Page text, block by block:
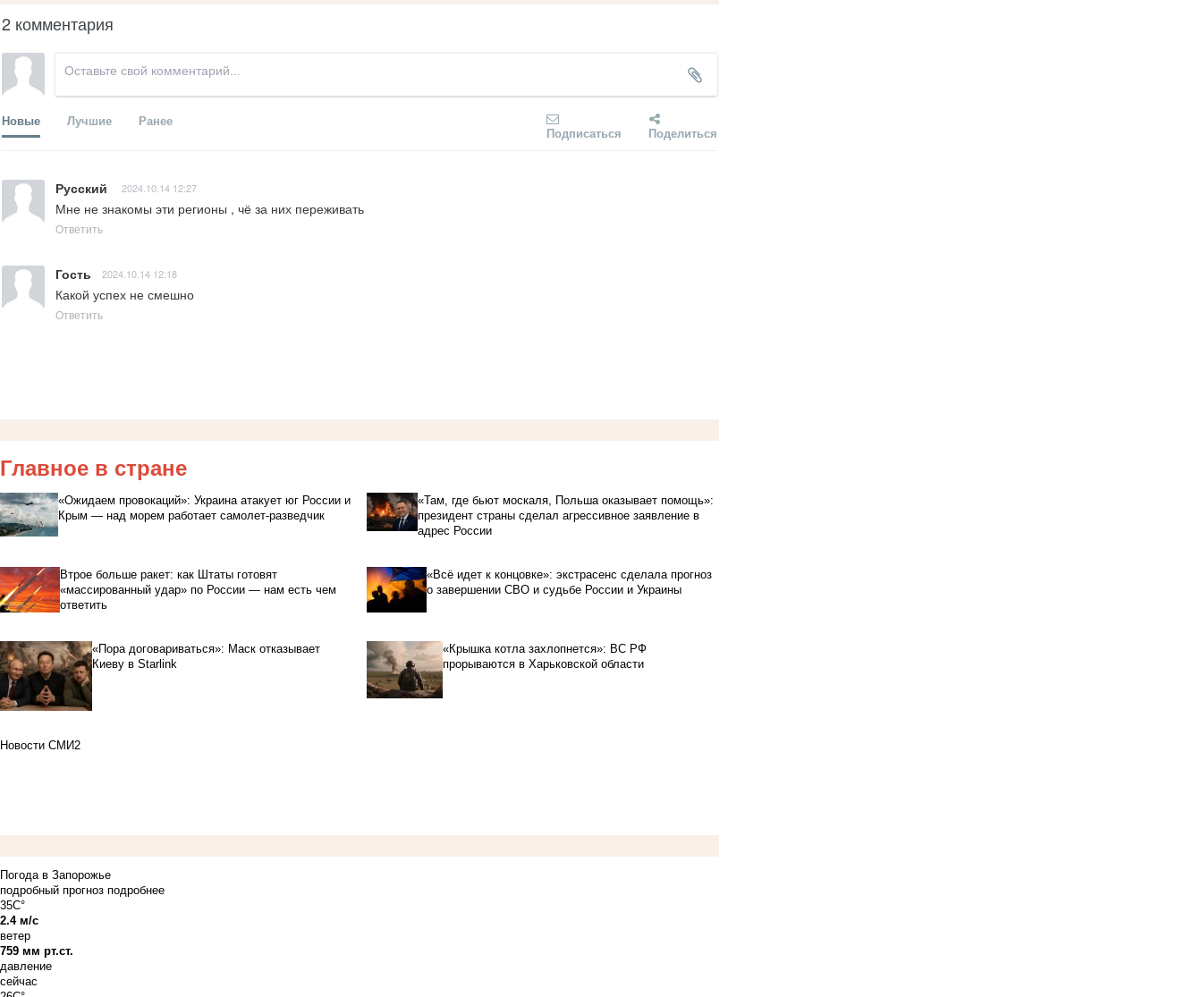
2 комментария
Новые Лучшие Ранее
Подписаться Поделиться
Русский 2024.10.14 12:27
Мне не знакомы эти регионы , чё за них переживать
Ответить
Гость 2024.10.14 12:18
Какой успех не смешно
Ответить
Главное в стране
«Ожидаем провокаций»: Украина атакует юг России и
Крым — над морем работает самолет-разведчик
«Там, где бьют москаля, Польша оказывает помощь»:
президент страны сделал агрессивное заявление в
адрес России
Втрое больше ракет: как Штаты готовят
«массированный удар» по России — нам есть чем
ответить
«Всё идет к концовке»: экстрасенс сделала прогноз
о завершении СВО и судьбе России и Украины
«Пора договариваться»: Маск отказывает
Киеву в Starlink
«Крышка котла захлопнется»: ВС РФ
прорываются в Харьковской области
Новости СМИ2
Погода в Запорожье
подробный прогноз подробнее
35C°
2.4 м/с
ветер
759 мм рт.ст.
давление
сейчас